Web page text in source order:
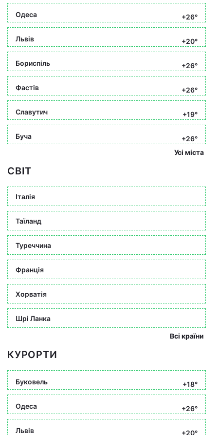
Одеса +26°
Львів +20°
Бориспіль +26°
Фастів +26°
Славутич +19°
Буча
+26°
Усі міста
СВІТ
Італія
Таїланд
Туреччина
Франція
Хорватія
Шрі Ланка
Всі країни
КУРОРТИ
Буковель +18°
Одеса +26°
Львів +20°